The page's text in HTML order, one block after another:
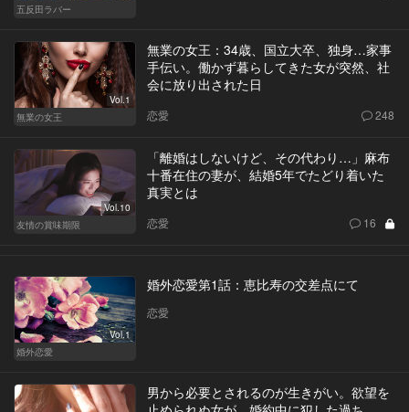
五反田ラバー
Vol.1
無業の女王
無業の女王：34歳、国立大卒、独身…家事
手伝い。働かず暮らしてきた女が突然、社
会に放り出された日
恋愛 248
Vol.10
友情の賞味期限
「離婚はしないけど、その代わり…」麻布
十番在住の妻が、結婚5年でたどり着いた
真実とは
恋愛 16
Vol.1
婚外恋愛
婚外恋愛第1話：恵比寿の交差点にて
恋愛
男から必要とされるのが生きがい。欲望を